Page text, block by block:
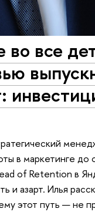
все
в маркетинге до
of Retention в
азарт. Илья
этот путь — не